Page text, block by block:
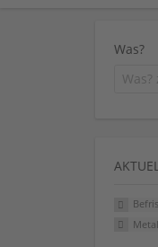
Was?